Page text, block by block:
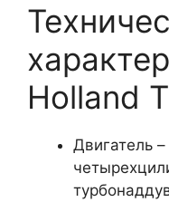
Holland
Двигатель